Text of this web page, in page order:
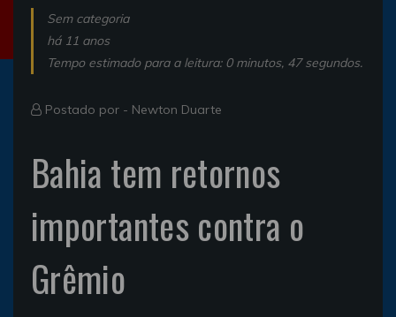
Sem categoria
há 11 anos
Tempo estimado para a leitura: 0 minutos, 47 segundos.
Postado por - Newton Duarte
Bahia tem retornos
importantes contra o
Grêmio